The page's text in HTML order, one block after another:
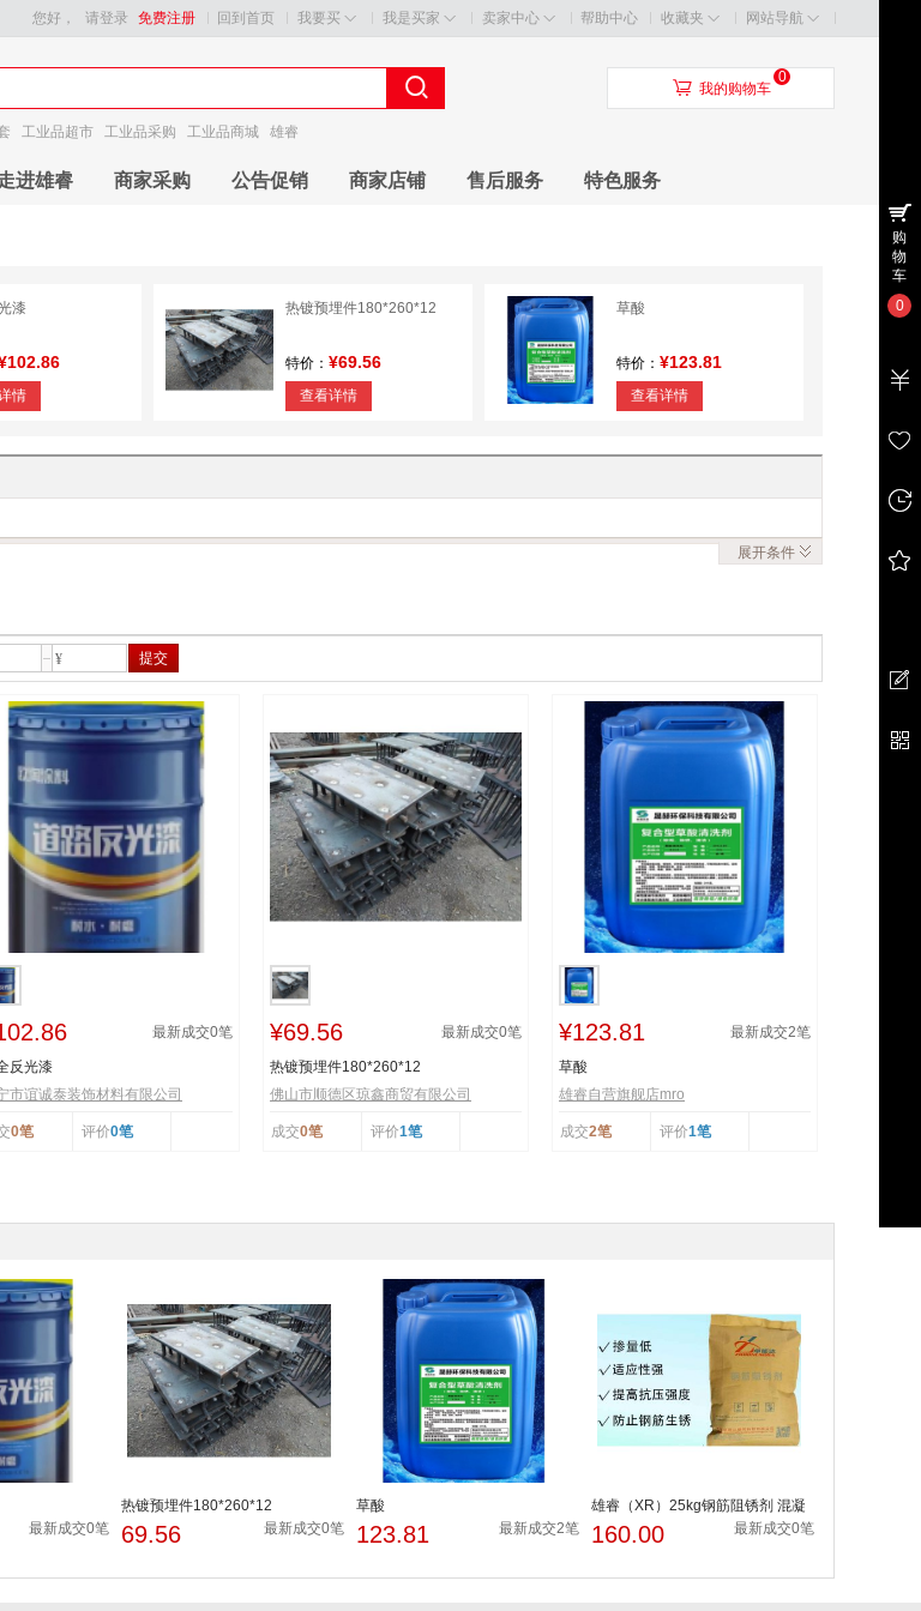
回到首页 我要买 我是买家 卖家中心 帮助中心 收藏夹 网站导航
您好， 请登录 免费注册
工业品超市 工业品采购 工业品商城 雄睿
󰃦 我的购物车
0
进雄睿 商家采购 公告促销 商家店铺 售后服务 特色服务
漆
情
热镀预埋件180*260*12
特价： ¥69.56
查看详情
草酸
特价： ¥123.81
查看详情
展开条件
¥ 提交
最新成交0笔
反光漆
市谊诚泰装饰材料有限公司
0笔 评价0笔
¥69.56 最新成交0笔
热镀预埋件180*260*12
佛山市顺德区琼鑫商贸有限公司
成交0笔 评价1笔
¥123.81 最新成交2笔
草酸
雄睿自营旗舰店mro
成交2笔 评价1笔
最新成交0笔
热镀预埋件180*260*12
69.56 最新成交0笔
草酸
123.81 最新成交2笔
雄睿（XR）25kg钢筋阻锈剂 混凝
土钢筋防腐阻锈外加剂阻...
160.00 最新成交0笔
购
物
车
0